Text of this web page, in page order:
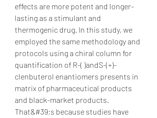
effects are more potent and longer-
lasting as a stimulant and
thermogenic drug. In this study, we
employed the same methodology and
protocols using a chiral column for
quantification of R-( )andS-(+)-
clenbuterol enantiomers presents in
matrix of pharmaceutical products
and black-market products.
That&#39;s because studies have